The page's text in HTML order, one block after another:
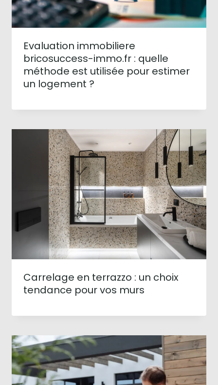
Evaluation immobiliere
bricosuccess-immo.fr : quelle
méthode est utilisée pour estimer
un logement ?
Carrelage en terrazzo : un choix
tendance pour vos murs